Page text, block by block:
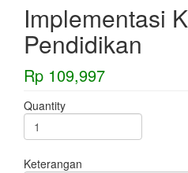
Implementasi
Pendidikan
Rp 109,997
Quantity
Keterangan